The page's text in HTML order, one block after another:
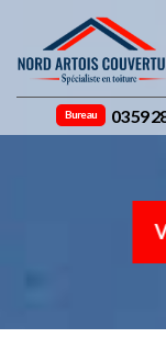
Bureau 03 59